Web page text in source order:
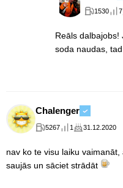
1530 7
Reāls dalbajobs!
soda naudas,
Chalenger
5267 1 31.12.2020
nav ko te visu laiku
saujās un sāciet strādāt